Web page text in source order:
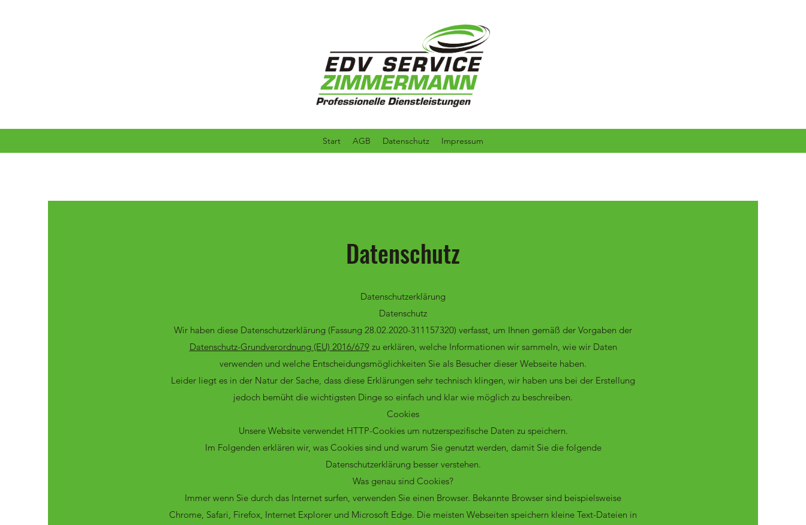
Start AGB Datenschutz Impressum
Datenschutz
Datenschutzerklärung
Datenschutz
Wir haben diese Datenschutzerklärung (Fassung 28.02.2020-311157320) verfasst, um Ihnen gemäß der Vorgaben der
Datenschutz-Grundverordnung (EU) 2016/679zu erklären, welche Informationen wir sammeln, wie wir Daten
verwenden und welche Entscheidungsmöglichkeiten Sie als Besucher dieser Webseite haben.
Leider liegt es in der Natur der Sache, dass diese Erklärungen sehr technisch klingen, wir haben uns bei der Erstellung
jedoch bemüht die wichtigsten Dinge so einfach und klar wie möglich zu beschreiben.
Cookies
Unsere Website verwendet HTTP-Cookies um nutzerspezifische Daten zu speichern.
Im Folgenden erklären wir, was Cookies sind und warum Sie genutzt werden, damit Sie die folgende
Datenschutzerklärung besser verstehen.
Was genau sind Cookies?
Immer wenn Sie durch das Internet surfen, verwenden Sie einen Browser. Bekannte Browser sind beispielsweise
Chrome, Safari, Firefox, Internet Explorer und Microsoft Edge. Die meisten Webseiten speichern kleine Text-Dateien in